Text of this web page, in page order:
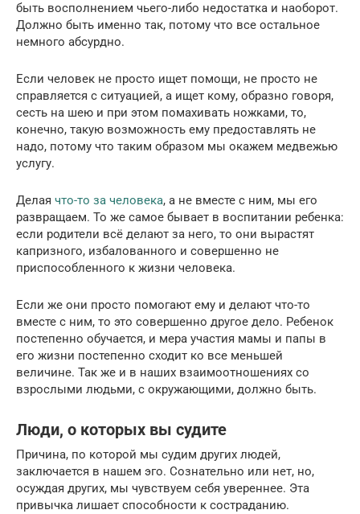
быть восполнением чьего-либо недостатка и наоборот.
Должно быть именно так, потому что все остальное
немного абсурдно.
Если человек не просто ищет помощи, не просто не
справляется с ситуацией, а ищет кому, образно говоря,
сесть на шею и при этом помахивать ножками, то,
конечно, такую возможность ему предоставлять не
надо, потому что таким образом мы окажем медвежью
услугу.
Делая что-то за человека, а не вместе с ним, мы его
развращаем. То же самое бывает в воспитании ребенка:
если родители всё делают за него, то они вырастят
капризного, избалованного и совершенно не
приспособленного к жизни человека.
Если же они просто помогают ему и делают что-то
вместе с ним, то это совершенно другое дело. Ребенок
постепенно обучается, и мера участия мамы и папы в
его жизни постепенно сходит ко все меньшей
величине. Так же и в наших взаимоотношениях со
взрослыми людьми, с окружающими, должно быть.
Люди, о которых вы судите
Причина, по которой мы судим других людей,
заключается в нашем эго. Сознательно или нет, но,
осуждая других, мы чувствуем себя увереннее. Эта
привычка лишает способности к состраданию.